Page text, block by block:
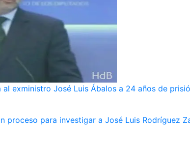
al exministro José Luis Ábalos a 24 años de
proceso para investigar a José Luis Rodríguez